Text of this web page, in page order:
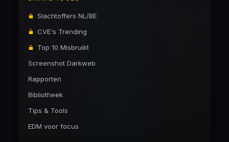
Slachtoffers NL/BE
CVE's Trending
Top 10 Misbruikt
Screenshot Darkweb
Rapporten
Bibliotheek
Tips & Tools
EDM voor focus